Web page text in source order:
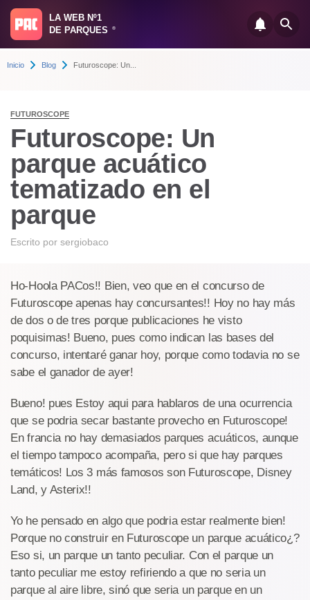
LA WEB Nº1
DE PARQUES
®
Inicio Blog Futuroscope: Un...
FUTUROSCOPE
Futuroscope: Un
parque acuático
tematizado en el
parque
Escrito por sergiobaco
Ho-Hoola PACos!! Bien, veo que en el concurso de
Futuroscope apenas hay concursantes!! Hoy no hay más
de dos o de tres porque publicaciones he visto
poquisimas! Bueno, pues como indican las bases del
concurso, intentaré ganar hoy, porque como todavia no se
sabe el ganador de ayer!
Bueno! pues Estoy aqui para hablaros de una ocurrencia
que se podria secar bastante provecho en Futuroscope!
En francia no hay demasiados parques acuáticos, aunque
el tiempo tampoco acompaña, pero si que hay parques
temáticos! Los 3 más famosos son Futuroscope, Disney
Land, y Asterix!!
Yo he pensado en algo que podria estar realmente bien!
Porque no construir en Futuroscope un parque acuático¿?
Eso si, un parque un tanto peculiar. Con el parque un
tanto peculiar me estoy refiriendo a que no seria un
parque al aire libre, sinó que seria un parque en un